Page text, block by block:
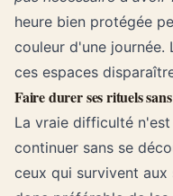
heure bien protégée
couleur d'une journée.
ces espaces
Faire durer ses rituels
La vraie difficulté
continuer sans se
ceux qui survivent aux